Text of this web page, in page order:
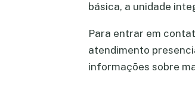
básica, a unidade
Para entrar em
atendimento
informações sobre